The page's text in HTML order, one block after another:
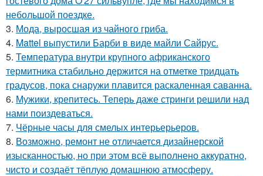
небольшой поездке.
3. Мода, выросшая из чайного гриба.
4. Mattel выпустили Барби в виде майли Сайрус.
5. Температура внутри крупного африканского
термитника стабильно держится на отметке тридцать
градусов, пока снаружи плавится раскаленная саванна.
6. Мужики, крепитесь. Теперь даже стринги решили над
нами поиздеваться.
7. Чёрные часы для смелых интерьерьеров.
8. Возможно, ремонт не отличается дизайнерской
изысканностью, но при этом всё выполнено аккуратно,
чисто и создаёт тёплую домашнюю атмосферу.